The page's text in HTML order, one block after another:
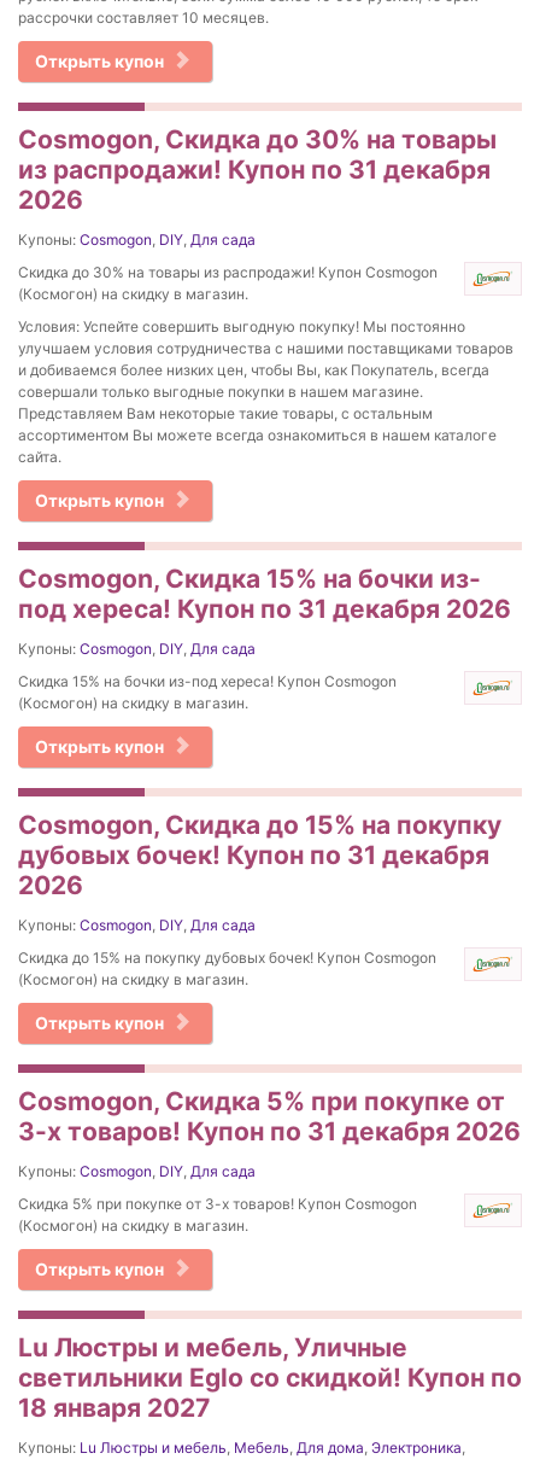
рассрочки составляет 10 месяцев.
Открыть купон
Cosmogon, Скидка до 30% на товары
из распродажи! Купон по 31 декабря
2026
Купоны: Cosmogon, DIY, Для сада
Скидка до 30% на товары из распродажи! Купон Cosmogon
(Космогон) на скидку в магазин.
Условия: Успейте совершить выгодную покупку! Мы постоянно
улучшаем условия сотрудничества с нашими поставщиками товаров
и добиваемся более низких цен, чтобы Вы, как Покупатель, всегда
совершали только выгодные покупки в нашем магазине.
Представляем Вам некоторые такие товары, с остальным
ассортиментом Вы можете всегда ознакомиться в нашем каталоге
сайта.
Открыть купон
Cosmogon, Скидка 15% на бочки из-
под хереса! Купон по 31 декабря 2026
Купоны: Cosmogon, DIY, Для сада
Скидка 15% на бочки из-под хереса! Купон Cosmogon
(Космогон) на скидку в магазин.
Открыть купон
Cosmogon, Скидка до 15% на покупку
дубовых бочек! Купон по 31 декабря
2026
Купоны: Cosmogon, DIY, Для сада
Скидка до 15% на покупку дубовых бочек! Купон Cosmogon
(Космогон) на скидку в магазин.
Открыть купон
Cosmogon, Скидка 5% при покупке от
3-х товаров! Купон по 31 декабря 2026
Купоны: Cosmogon, DIY, Для сада
Скидка 5% при покупке от 3-х товаров! Купон Cosmogon
(Космогон) на скидку в магазин.
Открыть купон
Lu Люстры и мебель, Уличные
светильники Eglo со скидкой! Купон по
18 января 2027
Купоны: Lu Люстры и мебель, Мебель, Для дома, Электроника,